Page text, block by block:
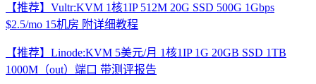
【推荐】Vultr:KVM 1核1IP 512M 20G SSD 500G 1Gbps
$2.5/mo 15机房 附详细教程
【推荐】Linode:KVM 5美元/月 1核1IP 1G 20GB SSD 1TB
1000M（out）端口 带测评报告